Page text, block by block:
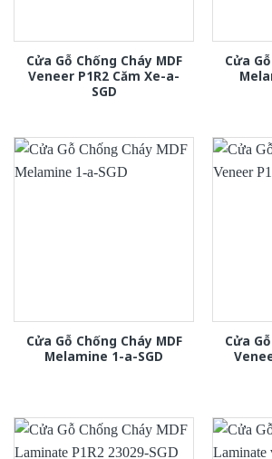
Cửa Gỗ Chống Cháy MDF
Veneer P1R2 Căm Xe-a-
SGD
Cửa
Cửa Gỗ Chống Cháy MDF
Melamine 1-a-SGD
Cửa